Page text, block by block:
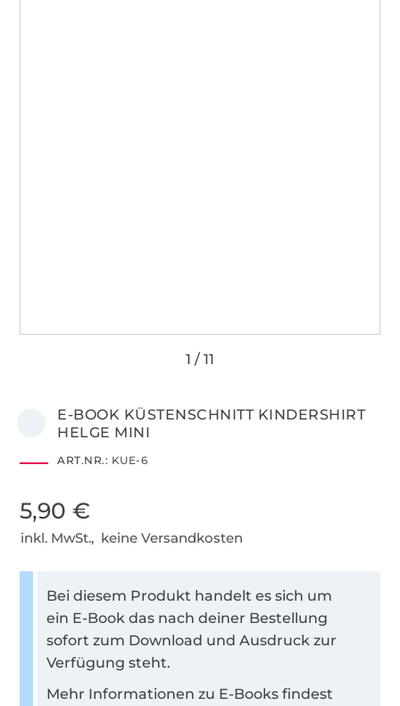
E-BOOK KÜSTENSCHNITT KINDERSHIRT
HELGE MINI
ART.NR.: KUE-6
5,90 €
inkl. MwSt., keine Versandkosten
Bei diesem Produkt handelt es sich um
ein E-Book das nach deiner Bestellung
sofort zum Download und Ausdruck zur
Verfügung steht.
Mehr Informationen zu E-Books findest